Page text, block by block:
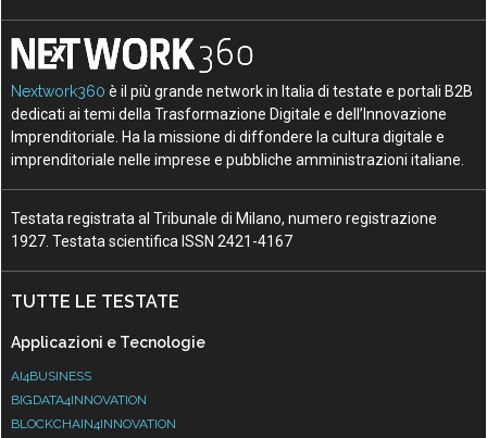
Nextwork360 è il più grande network in Italia di testate e portali B2B
dedicati ai temi della Trasformazione Digitale e dell’Innovazione
Imprenditoriale. Ha la missione di diffondere la cultura digitale e
imprenditoriale nelle imprese e pubbliche amministrazioni italiane.
Testata registrata al Tribunale di Milano, numero registrazione
1927. Testata scientifica ISSN 2421-4167
TUTTE LE TESTATE
Applicazioni e Tecnologie
AI4BUSINESS
BIGDATA4INNOVATION
BLOCKCHAIN4INNOVATION